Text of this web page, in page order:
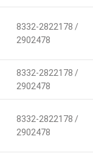
8332-2822178 /
2902478
8332-2822178 /
2902478
8332-2822178 /
2902478